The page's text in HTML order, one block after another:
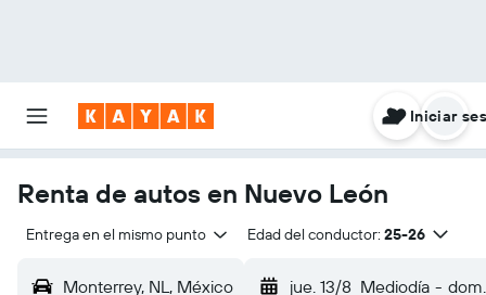
Iniciar
Renta de autos en Nuevo León
Entrega en el mismo punto Edad del conductor: 25-26
Monterrey, NL, México jue. 13/8 Mediodía -